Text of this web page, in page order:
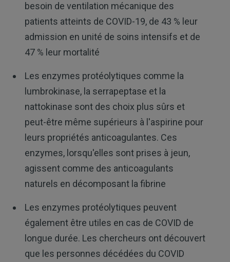
besoin de ventilation mécanique des
patients atteints de COVID-19, de 43 % leur
admission en unité de soins intensifs et de
47 % leur mortalité
Les enzymes protéolytiques comme la
lumbrokinase, la serrapeptase et la
nattokinase sont des choix plus sûrs et
peut-être même supérieurs à l'aspirine pour
leurs propriétés anticoagulantes. Ces
enzymes, lorsqu'elles sont prises à jeun,
agissent comme des anticoagulants
naturels en décomposant la fibrine
Les enzymes protéolytiques peuvent
également être utiles en cas de COVID de
longue durée. Les chercheurs ont découvert
que les personnes décédées du COVID